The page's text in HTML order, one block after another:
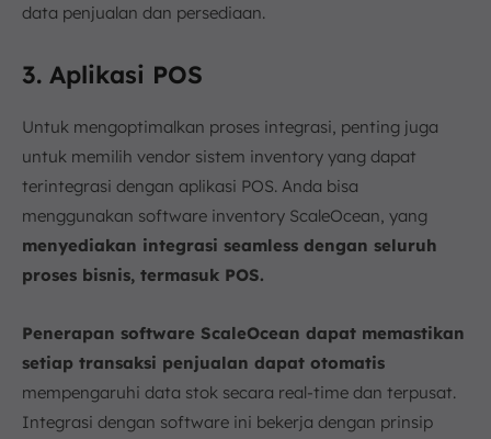
data penjualan dan persediaan.
3. Aplikasi POS
Untuk mengoptimalkan proses integrasi, penting juga
untuk memilih vendor sistem inventory yang dapat
terintegrasi dengan aplikasi POS. Anda bisa
menggunakan software inventory ScaleOcean, yang
menyediakan integrasi seamless dengan seluruh
proses bisnis, termasuk POS.
Penerapan software ScaleOcean dapat memastikan
setiap transaksi penjualan dapat otomatis
mempengaruhi data stok secara real-time dan terpusat.
Integrasi dengan software ini bekerja dengan prinsip